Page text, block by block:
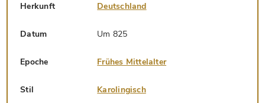
Herkunft Deutschland
Datum Um 825
Epoche Frühes Mittelalter
Stil Karolingisch